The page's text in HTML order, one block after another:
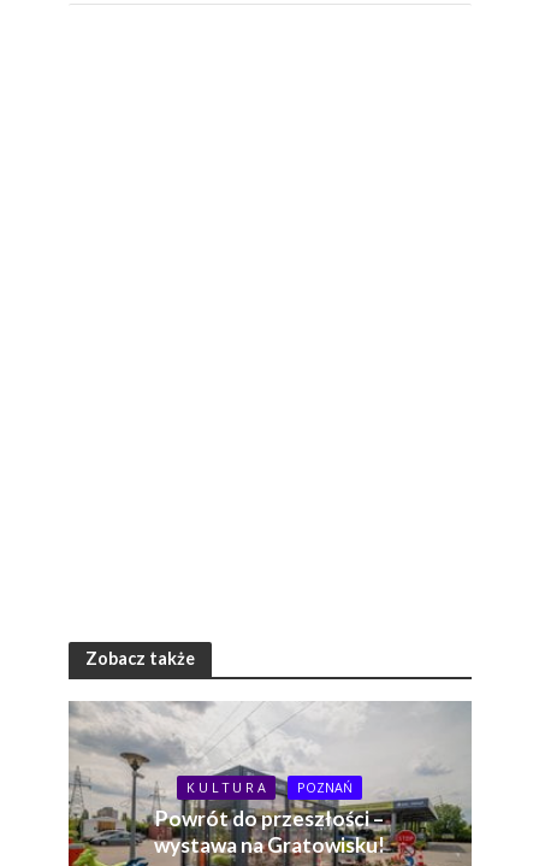
Zobacz także
K U L T U R A POZNAŃ
Powrót do przeszłości –
wystawa na Gratowisku!